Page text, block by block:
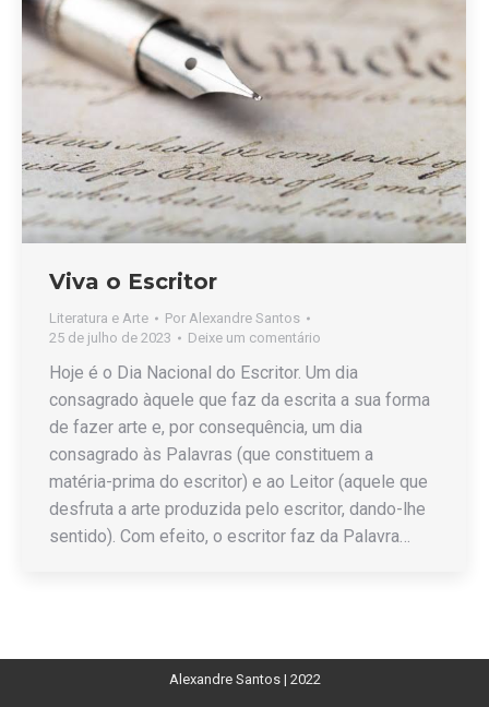
Viva o Escritor
Literatura e Arte Por Alexandre Santos
25 de julho de 2023
Deixe um comentário
Hoje é o Dia Nacional do Escritor. Um dia
consagrado àquele que faz da escrita a sua forma
de fazer arte e, por consequência, um dia
consagrado às Palavras (que constituem a
matéria-prima do escritor) e ao Leitor (aquele que
desfruta a arte produzida pelo escritor, dando-lhe
sentido). Com efeito, o escritor faz da Palavra…
Alexandre Santos | 2022